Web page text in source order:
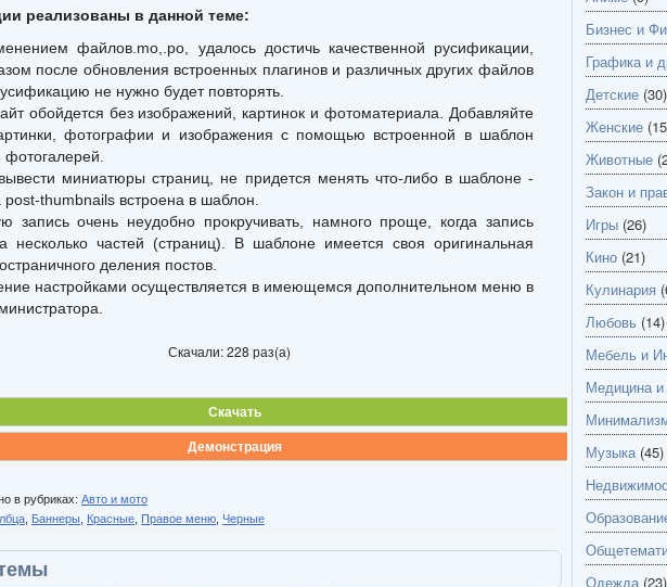
реализованы в данной теме:
файлов.mo,.po, удалось достичь качественной русификации,
после обновления встроенных плагинов и различных других файлов
не нужно будет повторять.
обойдется без изображений, картинок и фотоматериала. Добавляйте
фотографии и изображения с помощью встроенной в шаблон
миниатюры страниц, не придется менять что-либо в шаблоне -
post-thumbnails встроена в шаблон.
запись очень неудобно прокручивать, намного проще, когда запись
несколько частей (страниц). В шаблоне имеется своя оригинальная
деления постов.
настройками осуществляется в имеющемся дополнительном меню в
Скачали: 228 раз(а)
Скачать
Демонстрация
в рубриках: Авто и мото
Баннеры Красные Правое меню Черные
Бизнес и
Графика и
Детские (30)
Женские
Животные
Закон и
Игры (26)
Кино (21)
Кулинария
Любовь (14)
Мебель и
Медицина
Музыка(45)
Одежда(23)